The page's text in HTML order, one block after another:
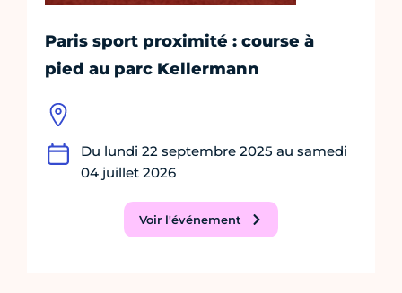
Paris sport proximité : course à
pied au parc Kellermann
Du lundi 22 septembre 2025 au samedi
04 juillet 2026
Voir l'événement